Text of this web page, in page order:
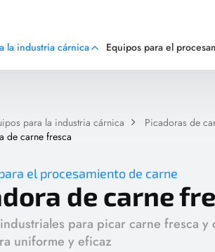
la industria cárnica Equipos para el
para la industria cárnica
Picadoras de
de carne fresca
el procesamiento de carne
de carne
para picar carne fresca
uniforme y eficaz